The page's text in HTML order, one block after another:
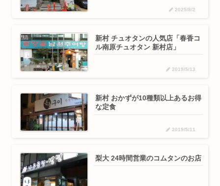
2025/8/2
新村 チュオタンの人気店「春香コ
ル南原チュオタン 新村店」
2019/5/13
新村 おかずが10種類以上あるお得
な定食
2019/5/11
梨大 24時間営業のコムタンのお店